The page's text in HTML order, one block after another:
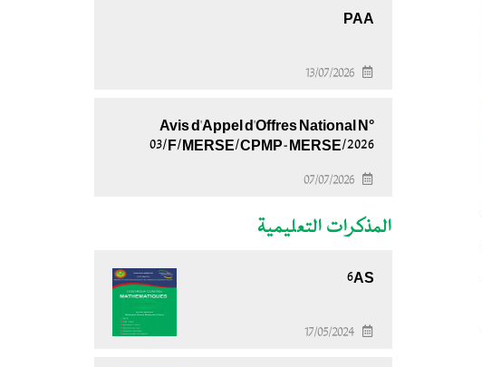
PAA
13/07/2026
Avis d'Appel d'Offres National N°
03/F/MERSE/CPMP-MERSE/2026
07/07/2026
المذكرات التعليمية
6AS
17/05/2024